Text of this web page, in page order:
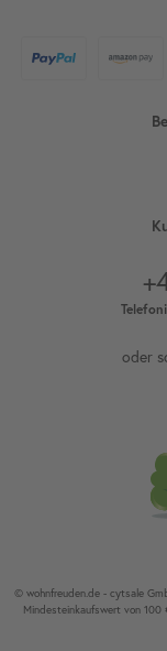
oder
© wohnfreuden.de - cytsale
Mindesteinkaufswert von 100